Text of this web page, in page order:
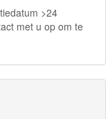
>24
met u op om te